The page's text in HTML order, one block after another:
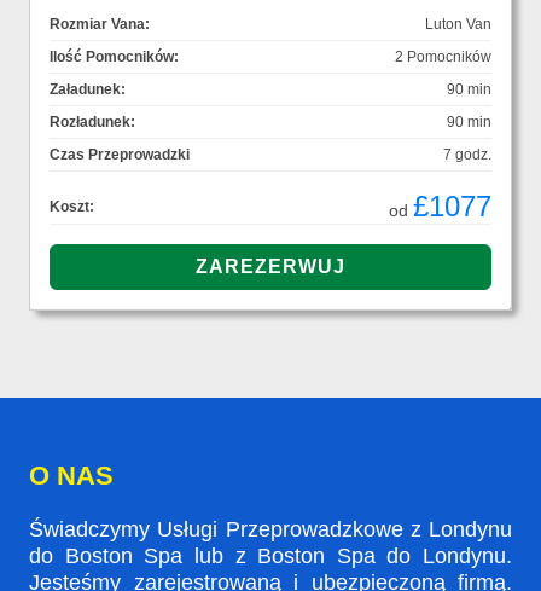
Rozmiar Vana:
Luton Van
Ilość Pomocników:
2 Pomocników
Załadunek:
90 min
Rozładunek:
90 min
Czas Przeprowadzki
7 godz.
Koszt: od £1077
O NAS
Świadczymy Usługi Przeprowadzkowe z Londynu
do Boston Spa lub z Boston Spa do Londynu.
Jesteśmy zarejestrowaną i ubezpieczoną firmą.